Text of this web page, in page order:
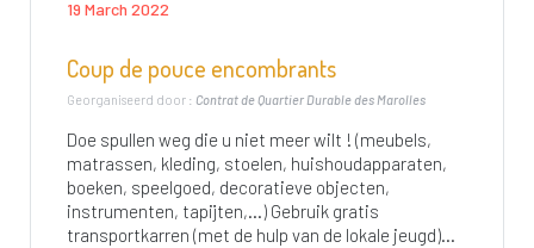
19 March 2022
Coup de pouce encombrants
Georganiseerd door : Contrat de Quartier Durable des Marolles
Doe spullen weg die u niet meer wilt ! (meubels,
matrassen, kleding, stoelen, huishoudapparaten,
boeken, speelgoed, decoratieve objecten,
instrumenten, tapijten,…) Gebruik gratis
transportkarren (met de hulp van de lokale jeugd)...